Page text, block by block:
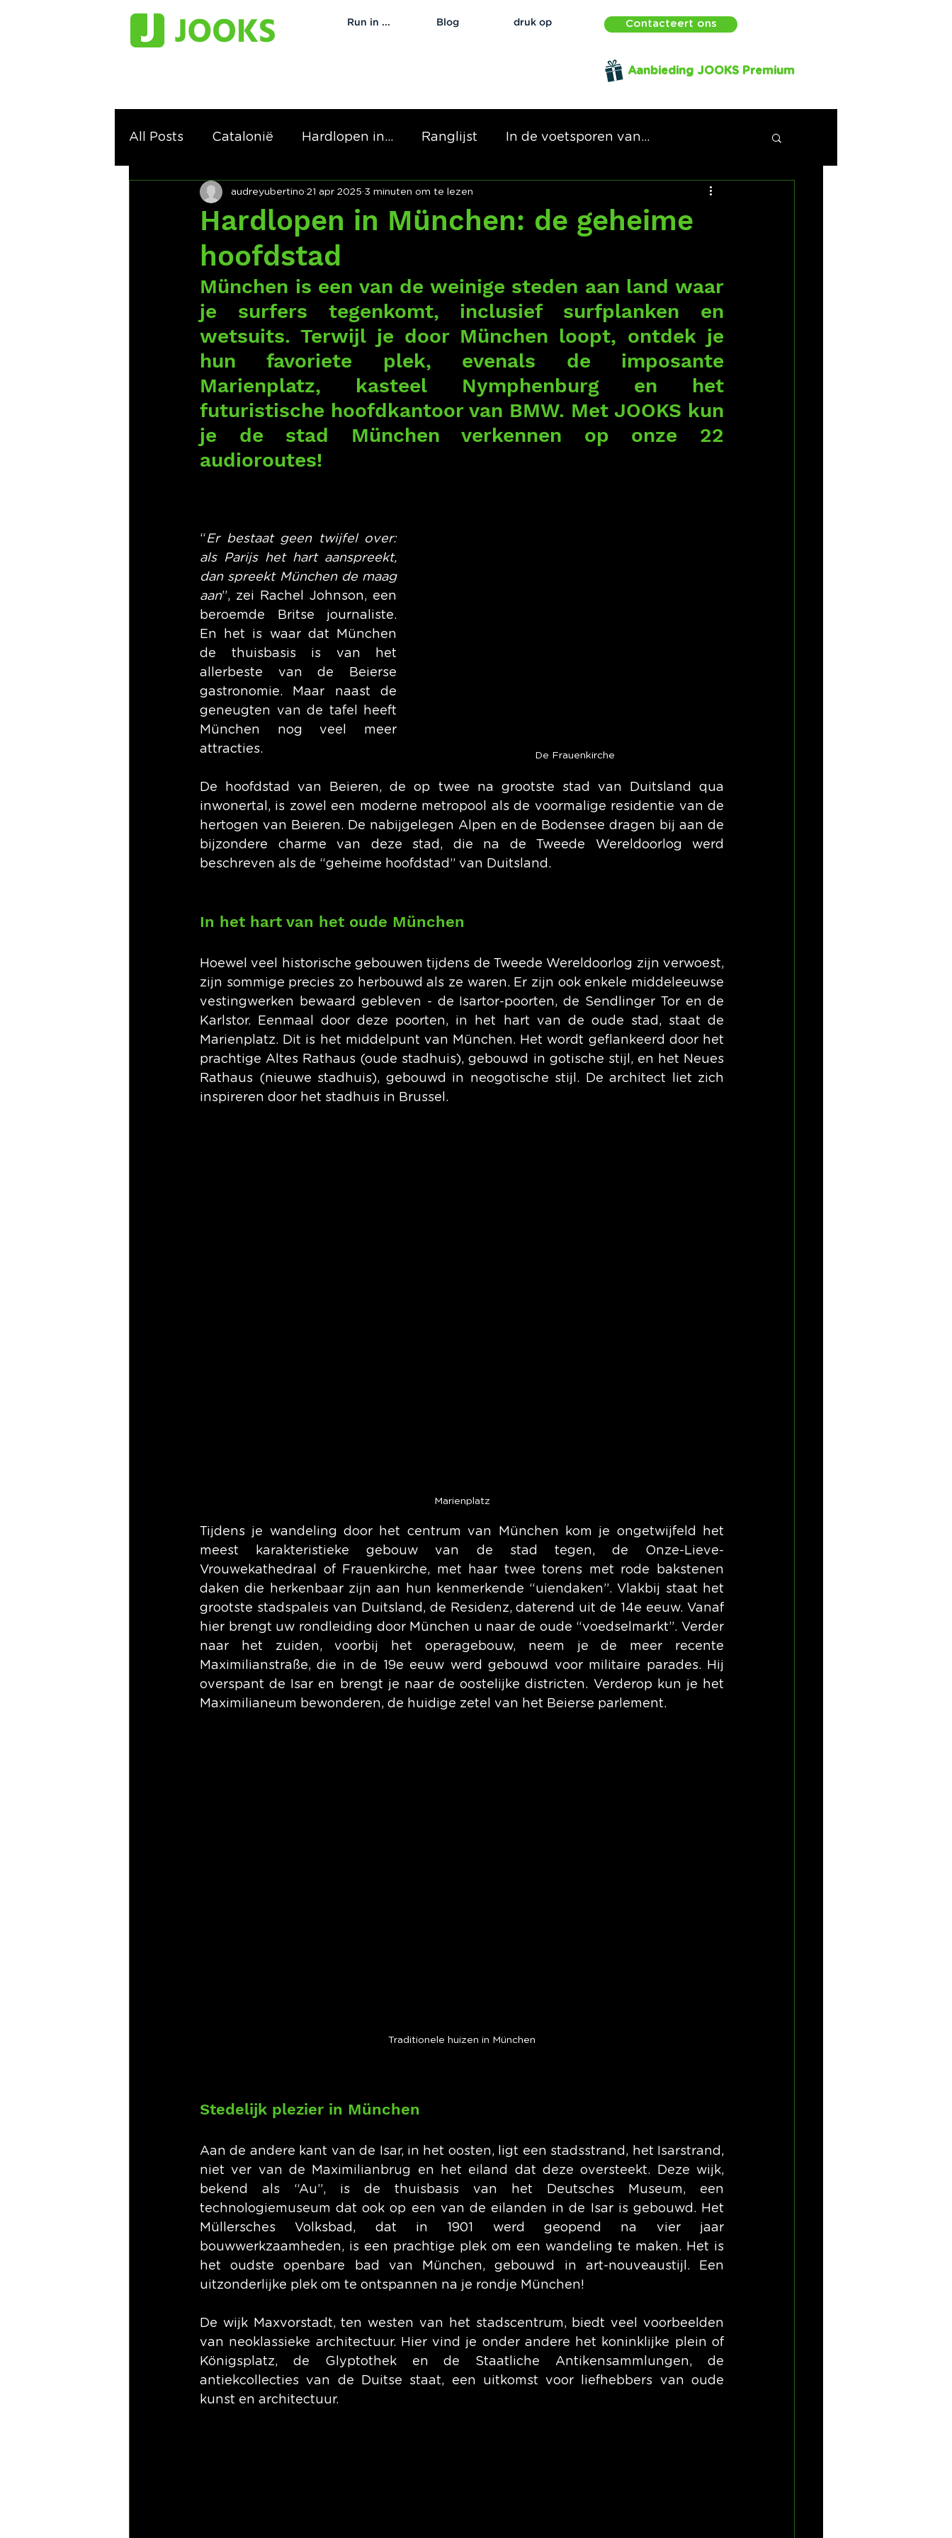
Run in ... Blog druk op Contacteert ons
Aanbieding JOOKS Premium
All Posts Catalonië Hardlopen in... Ranglijst In de voetsporen van...
Hardlopen in München: de geheime
hoofdstad
audreyubertino 21 apr 2025 3 minuten om te lezen
München is een van de weinige steden aan land waar
je surfers tegenkomt, inclusief surfplanken en
wetsuits. Terwijl je door München loopt, ontdek je
hun favoriete plek, evenals de imposante
Marienplatz, kasteel Nymphenburg en het
futuristische hoofdkantoor van BMW. Met JOOKS kun
je de stad München verkennen op onze 22
audioroutes!
De Frauenkirche
“ Er bestaat geen twijfel over:
als Parijs het hart aanspreekt,
dan spreekt München de maag
aan”, zei Rachel Johnson, een
beroemde Britse journaliste.
En het is waar dat München
de thuisbasis is van het
allerbeste van de Beierse
gastronomie. Maar naast de
geneugten van de tafel heeft
München nog veel meer
attracties.
De hoofdstad van Beieren, de op twee na grootste stad van Duitsland qua
inwonertal, is zowel een moderne metropool als de voormalige residentie van de
hertogen van Beieren. De nabijgelegen Alpen en de Bodensee dragen bij aan de
bijzondere charme van deze stad, die na de Tweede Wereldoorlog werd
beschreven als de “geheime hoofdstad” van Duitsland.
In het hart van het oude München
Hoewel veel historische gebouwen tijdens de Tweede Wereldoorlog zijn verwoest,
zijn sommige precies zo herbouwd als ze waren. Er zijn ook enkele middeleeuwse
vestingwerken bewaard gebleven - de Isartor-poorten, de Sendlinger Tor en de
Karlstor. Eenmaal door deze poorten, in het hart van de oude stad, staat de
Marienplatz. Dit is het middelpunt van München. Het wordt geflankeerd door het
prachtige Altes Rathaus (oude stadhuis), gebouwd in gotische stijl, en het Neues
Rathaus (nieuwe stadhuis), gebouwd in neogotische stijl. De architect liet zich
inspireren door het stadhuis in Brussel.
Marienplatz
Tijdens je wandeling door het centrum van München kom je ongetwijfeld het
meest karakteristieke gebouw van de stad tegen, de Onze-Lieve-
Vrouwekathedraal of Frauenkirche, met haar twee torens met rode bakstenen
daken die herkenbaar zijn aan hun kenmerkende “uiendaken”. Vlakbij staat het
grootste stadspaleis van Duitsland, de Residenz, daterend uit de 14e eeuw. Vanaf
hier brengt uw rondleiding door München u naar de oude “voedselmarkt”. Verder
naar het zuiden, voorbij het operagebouw, neem je de meer recente
Maximilianstraße, die in de 19e eeuw werd gebouwd voor militaire parades. Hij
overspant de Isar en brengt je naar de oostelijke districten. Verderop kun je het
Maximilianeum bewonderen, de huidige zetel van het Beierse parlement.
Traditionele huizen in München
Stedelijk plezier in München
Aan de andere kant van de Isar, in het oosten, ligt een stadsstrand, het Isarstrand,
niet ver van de Maximilianbrug en het eiland dat deze oversteekt. Deze wijk,
bekend als “Au”, is de thuisbasis van het Deutsches Museum, een
technologiemuseum dat ook op een van de eilanden in de Isar is gebouwd. Het
Müllersches Volksbad, dat in 1901 werd geopend na vier jaar
bouwwerkzaamheden, is een prachtige plek om een wandeling te maken. Het is
het oudste openbare bad van München, gebouwd in art-nouveaustijl. Een
uitzonderlijke plek om te ontspannen na je rondje München!
De wijk Maxvorstadt, ten westen van het stadscentrum, biedt veel voorbeelden
van neoklassieke architectuur. Hier vind je onder andere het koninklijke plein of
Königsplatz, de Glyptothek en de Staatliche Antikensammlungen, de
antiekcollecties van de Duitse staat, een uitkomst voor liefhebbers van oude
kunst en architectuur.